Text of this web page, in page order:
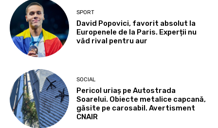
SPORT
David Popovici, favorit absolut la
Europenele de la Paris. Experții nu
văd rival pentru aur
SOCIAL
Pericol uriaș pe Autostrada
Soarelui. Obiecte metalice capcană,
găsite pe carosabil. Avertisment
CNAIR